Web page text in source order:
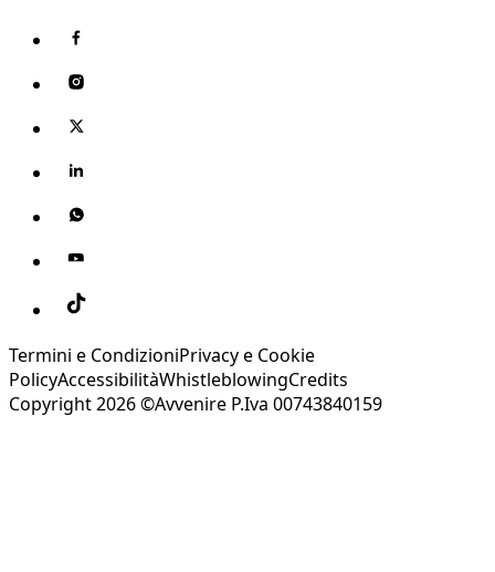
Termini e CondizioniPrivacy e Cookie
PolicyAccessibilitàWhistleblowingCredits
Copyright 2026 ©Avvenire P.Iva 00743840159